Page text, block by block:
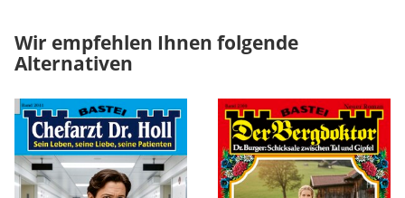
Wir empfehlen Ihnen folgende
Alternativen